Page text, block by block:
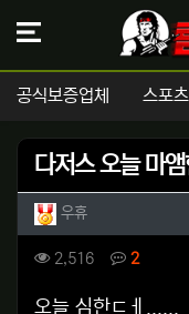
공식보증업체 스포
다저스 오늘 마
작성자 정보
우휴작성
컨텐츠 정보
2,516조회 2댓글
오늘 심한ㄷㅔ......